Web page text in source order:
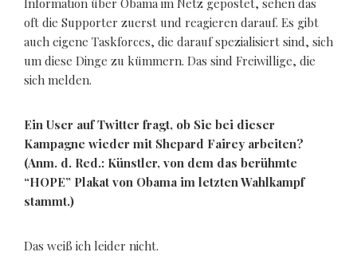
Information über Obama im Netz gepostet, sehen das
oft die Supporter zuerst und reagieren darauf. Es gibt
auch eigene Taskforces, die darauf spezialisiert sind, sich
um diese Dinge zu kümmern. Das sind Freiwillige, die
sich melden.
Ein User auf Twitter fragt, ob Sie bei dieser
Kampagne wieder mit Shepard Fairey arbeiten?
(Anm. d. Red.: Künstler, von dem das berühmte
“HOPE” Plakat von Obama im letzten Wahlkampf
stammt.)
Das weiß ich leider nicht.